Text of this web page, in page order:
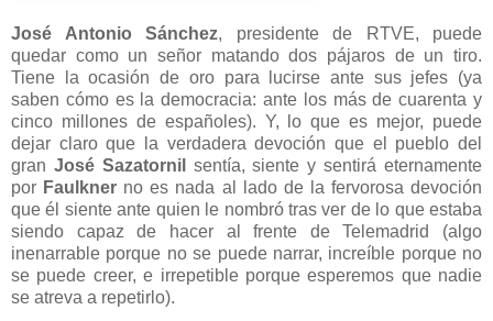
José Antonio Sánchez, presidente de RTVE, puede
quedar como un señor matando dos pájaros de un tiro.
Tiene la ocasión de oro para lucirse ante sus jefes (ya
saben cómo es la democracia: ante los más de cuarenta y
cinco millones de españoles). Y, lo que es mejor, puede
dejar claro que la verdadera devoción que el pueblo del
gran José Sazatornil
sentía, siente y sentirá eternamente
por Faulkner no es nada al lado de la fervorosa devoción
que él siente ante quien le nombró tras ver de lo que estaba
siendo capaz de hacer al frente de Telemadrid (algo
inenarrable porque no se puede narrar, increíble porque no
se puede creer, e irrepetible porque esperemos que nadie
se atreva a repetirlo).